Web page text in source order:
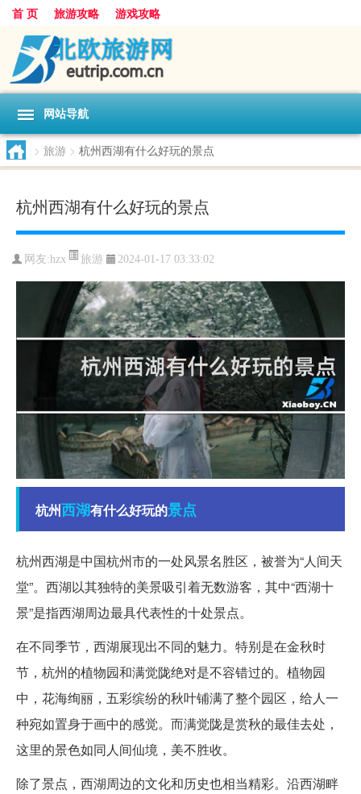
首 页 旅游攻略 游戏攻略
网站导航
> 旅游 > 杭州西湖有什么好玩的景点
杭州西湖有什么好玩的景点
网友:hzx 旅游 2024-01-17 03:33:02
杭州西湖有什么好玩的景点
杭州西湖是中国杭州市的一处风景名胜区，被誉为“人间天
堂”。西湖以其独特的美景吸引着无数游客，其中“西湖十
景”是指西湖周边最具代表性的十处景点。
在不同季节，西湖展现出不同的魅力。特别是在金秋时
节，杭州的植物园和满觉陇绝对是不容错过的。植物园
中，花海绚丽，五彩缤纷的秋叶铺满了整个园区，给人一
种宛如置身于画中的感觉。而满觉陇是赏秋的最佳去处，
这里的景色如同人间仙境，美不胜收。
除了景点，西湖周边的文化和历史也相当精彩。沿西湖畔